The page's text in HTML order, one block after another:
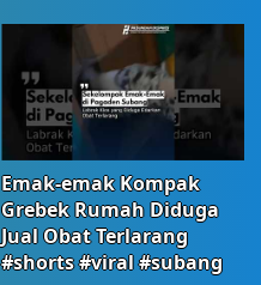
Emak-emak Kompak
Grebek Rumah Diduga
Jual Obat Terlarang
#shorts #viral #subang